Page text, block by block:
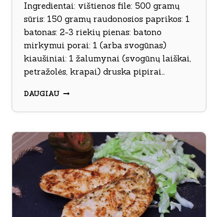
Ingredientai: vištienos file: 500 gramų
sūris: 150 gramų raudonosios paprikos: 1
batonas: 2-3 riekių pienas: batono
mirkymui porai: 1 (arba svogūnas)
kiaušiniai: 1 žalumynai (svogūnų laiškai,
petražolės, krapai) druska pipirai…
DAUGIAUVIŠTIENOS
SU
IR
PAPRIKA